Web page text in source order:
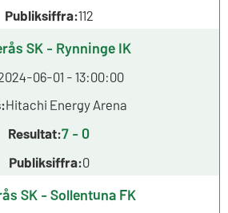
Publiksiffra:112
SK - Rynninge IK
06-01 - 13:00:00
Hitachi Energy Arena
Resultat:7 - 0
Publiksiffra:0
SK - Sollentuna FK